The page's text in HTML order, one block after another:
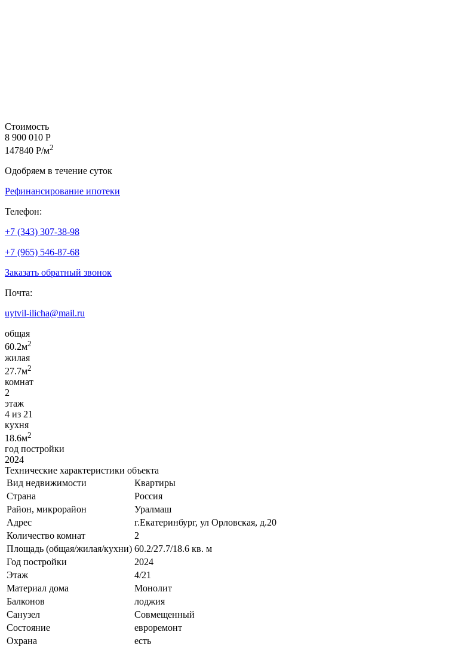
Стоимость
8 900 010 Р
147840 Р/м2
Одобряем в течение суток
Рефинансирование ипотеки
Телефон:
+7 (343) 307-38-98
+7 (965) 546-87-68
Заказать обратный звонок
Почта:
uytvil-ilicha@mail.ru
общая
60.2м2
жилая
27.7м2
комнат
2
этаж
4 из 21
кухня
18.6м2
год постройки
2024
Технические характеристики объекта
Вид недвижимости
Квартиры
Страна
Россия
Район, микрорайон
Уралмаш
Адрес
г.Екатеринбург, ул Орловская, д.20
Количество комнат
2
Площадь (общая/жилая/кухни) 60.2/27.7/18.6 кв. м
Год постройки
2024
Этаж
4/21
Материал дома
Монолит
Балконов
лоджия
Санузел
Совмещенный
Состояние
евроремонт
Охрана
есть